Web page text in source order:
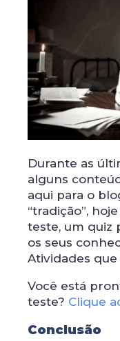
Durante as
alguns
aqui para o
“tradição”,
teste, um quiz
os seus
Atividades
Você está
teste? Clique
Conclusão